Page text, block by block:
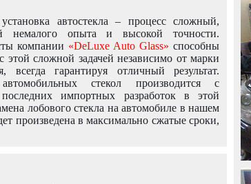
автостекла – процесс сложный,
немалого опыта и высокой точности.
компании «DeLuxe Auto Glass» способны
этой сложной задачей независимо от марки
всегда гарантируя отличный результат.
стекол производится с
импортных разработок в этой
лобового стекла на автомобиле в нашем
произведена в максимально сжатые сроки,